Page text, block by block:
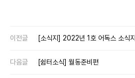
이전글 [소식지] 2022년 1호 어독스 소식지
다음글 [쉼터소식] 월동준비편